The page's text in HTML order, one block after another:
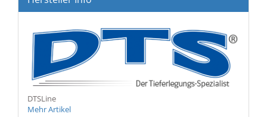
DTSLine
Mehr Artikel